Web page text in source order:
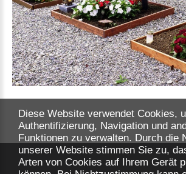
Diese Website verwendet Cookies,
Authentifizierung, Navigation und
Funktionen zu verwalten. Durch die
unserer Website stimmen Sie zu,
Arten von Cookies auf Ihrem Gerät